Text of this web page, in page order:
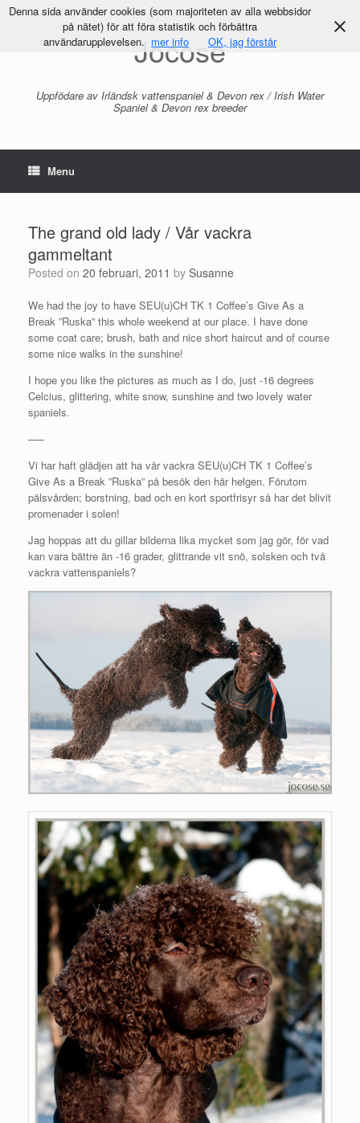
Jocose
Uppfödare av Irländsk vattenspaniel & Devon rex / Irish Water
Spaniel & Devon rex breeder
Menu
The grand old lady / Vår vackra
gammeltant
Posted on 20 februari, 2011 by Susanne
We had the joy to have SEU(u)CH TK 1 Coffee’s Give As a
Break ”Ruska” this whole weekend at our place. I have done
some coat care; brush, bath and nice short haircut and of course
some nice walks in the sunshine!
I hope you like the pictures as much as I do, just -16 degrees
Celcius, glittering, white snow, sunshine and two lovely water
spaniels.
—–
Vi har haft glädjen att ha vår vackra SEU(u)CH TK 1 Coffee’s
Give As a Break ”Ruska” på besök den här helgen. Förutom
pälsvården; borstning, bad och en kort sportfrisyr så har det blivit
promenader i solen!
Jag hoppas att du gillar bilderna lika mycket som jag gör, för vad
kan vara bättre än -16 grader, glittrande vit snö, solsken och två
vackra vattenspaniels?
Denna sida använder cookies (som majoriteten av alla webbsidor
på nätet) för att föra statistik och förbättra
användarupplevelsen. mer info OK, jag förstår